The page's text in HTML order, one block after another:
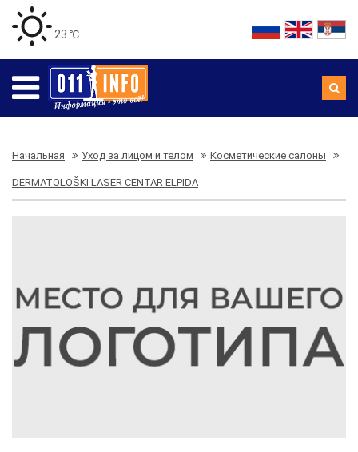
23 ℃
Начальная Уход за лицом и телом Косметические салоны
DERMATOLOŠKI LASER CENTAR ELPIDA